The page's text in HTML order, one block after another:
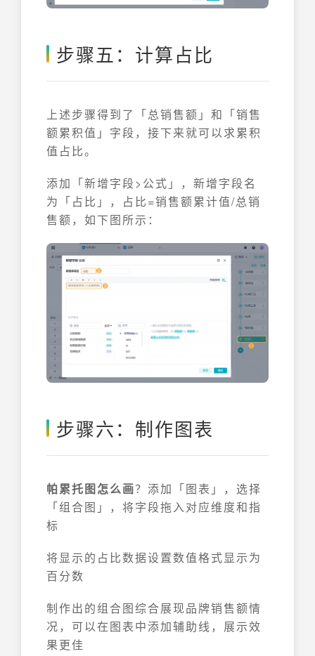
步骤五：计算占比
上述步骤得到了「总销售额」和「销售
额累积值」字段，接下来就可以求累积
值占比。
添加「新增字段>公式」，新增字段名
为「占比」，占比=销售额累计值/总销
售额，如下图所示：
步骤六：制作图表
帕累托图怎么画？添加「图表」，选择
「组合图」，将字段拖入对应维度和指
标
将显示的占比数据设置数值格式显示为
百分数
制作出的组合图综合展现品牌销售额情
况，可以在图表中添加辅助线，展示效
果更佳